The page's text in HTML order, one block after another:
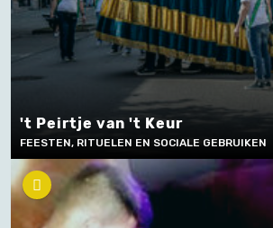
't Peirtje van 't Keur
FEESTEN, RITUELEN EN SOCIALE GEBRUIKEN